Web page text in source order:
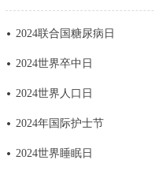
政策兑现
决策公开
政务服务
2024联合国糖尿病日
2024世界卒中日
2024世界人口日
2024年国际护士节
2024世界睡眠日